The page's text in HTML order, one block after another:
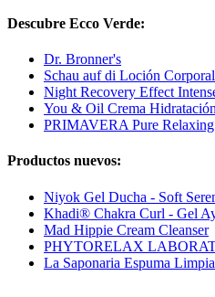
Descubre Ecco Verde:
Dr. Bronner's
Schau auf di Loción
Night Recovery Effect
You & Oil Crema
PRIMAVERA Pure Relaxing
Productos nuevos:
Niyok Gel Ducha - Soft
Khadi® Chakra Curl - Gel
Mad Hippie Cream Cleanser
PHYTORELAX
La Saponaria Espuma